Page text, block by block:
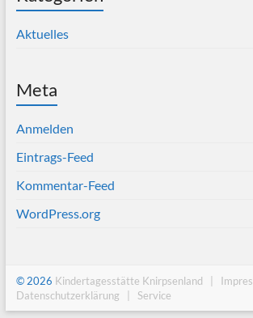
Aktuelles
Meta
Anmelden
Eintrags-Feed
Kommentar-Feed
WordPress.org
© 2026 Kindertagesstätte Knirpsenland |
Datenschutzerklärung | Service